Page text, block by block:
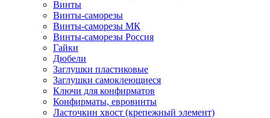
Винты
Винты-саморезы
Винты-саморезы МК
Винты-саморезы Россия
Гайки
Дюбели
Заглушки пластиковые
Заглушки самоклеющиеся
Ключи для конфирматов
Конфирматы, евровинты
Ласточкин хвост (крепежный элемент)